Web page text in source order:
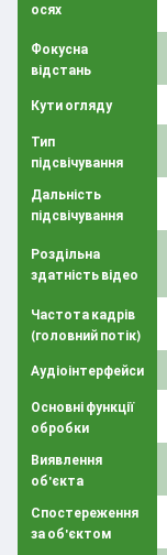
осях
Фокусна
відстань
Кути огляду
Тип
підсвічування
Дальність
підсвічування
Роздільна
здатність відео
Частота кадрів
(головний потік)
Аудіоінтерфейси
Основні функції
обробки
Виявлення
об'єкта
Спостереження
за об'єктом